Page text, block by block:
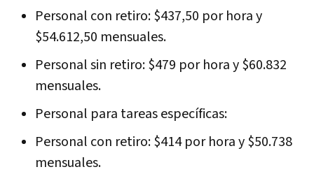
Personal con retiro: $437,50 por hora y
$54.612,50 mensuales.
Personal sin retiro: $479 por hora y $60.832
mensuales.
Personal para tareas específicas:
Personal con retiro: $414 por hora y $50.738
mensuales.